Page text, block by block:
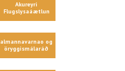
Akureyri
Flugslysaáætlun
almannavarnao og
öryggismálaráð